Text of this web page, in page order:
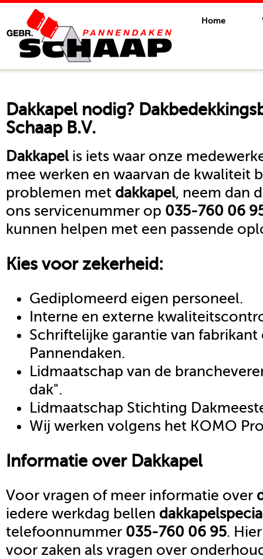
Home
Dakkapel nodig?
Schaap B.V.
Dakkapel is iets waar onze
mee werken en waarvan de kwaliteit
problemen met dakkapel, neem dan
ons servicenummer op 035-760 06
kunnen helpen met een passende
Kies voor zekerheid:
Gediplomeerd eigen personeel.
Interne en externe
Schriftelijke garantie van fabrikant
Pannendaken.
Lidmaatschap van de
dak".
Lidmaatschap Stichting
Wij werken volgens het KOMO
Informatie over Dakkapel
Voor vragen of meer informatie over
iedere werkdag bellen dakkapel
telefoonnummer 035-760 06 95.
voor zaken als vragen over